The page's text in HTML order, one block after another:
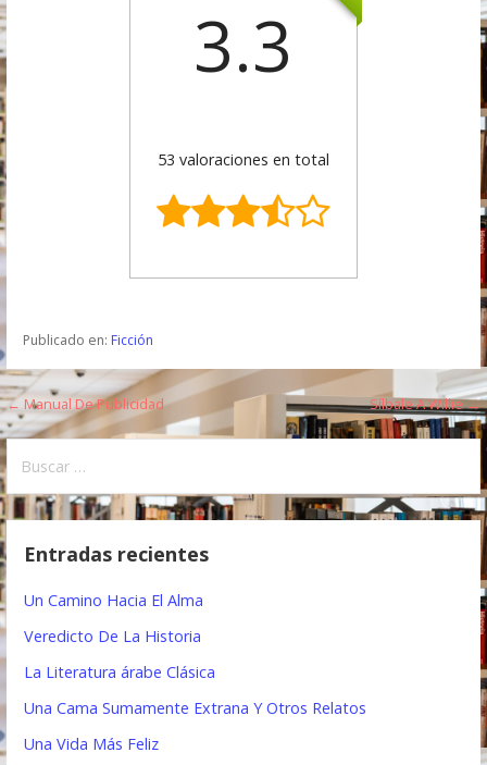
3.3
53 valoraciones en total
Publicado en: Ficción
N
a
v
e
a
ó
← Manual De Publicidad Sílbale A Willie →
s
Entradas recientes
Un Camino Hacia El Alma
Veredicto De La Historia
La Literatura árabe Clásica
Una Cama Sumamente Extrana Y Otros Relatos
Una Vida Más Feliz